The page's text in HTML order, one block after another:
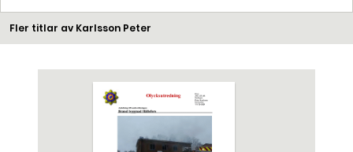
Fler titlar av Karlsson Peter